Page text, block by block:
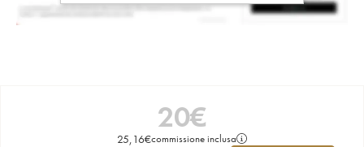
20€
25,16€commissione inclusa